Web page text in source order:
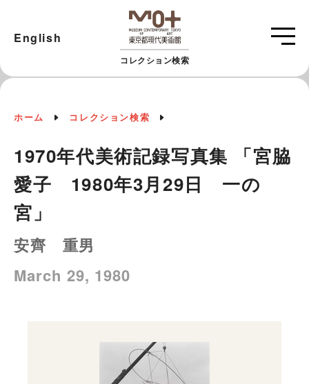
コレクション検索
English
ホーム コレクション検索
1970年代美術記録写真集 「宮脇
愛子 1980年3月29日 一の
宮」
安齊 重男
March 29, 1980